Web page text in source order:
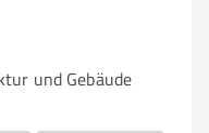
und Gebäude